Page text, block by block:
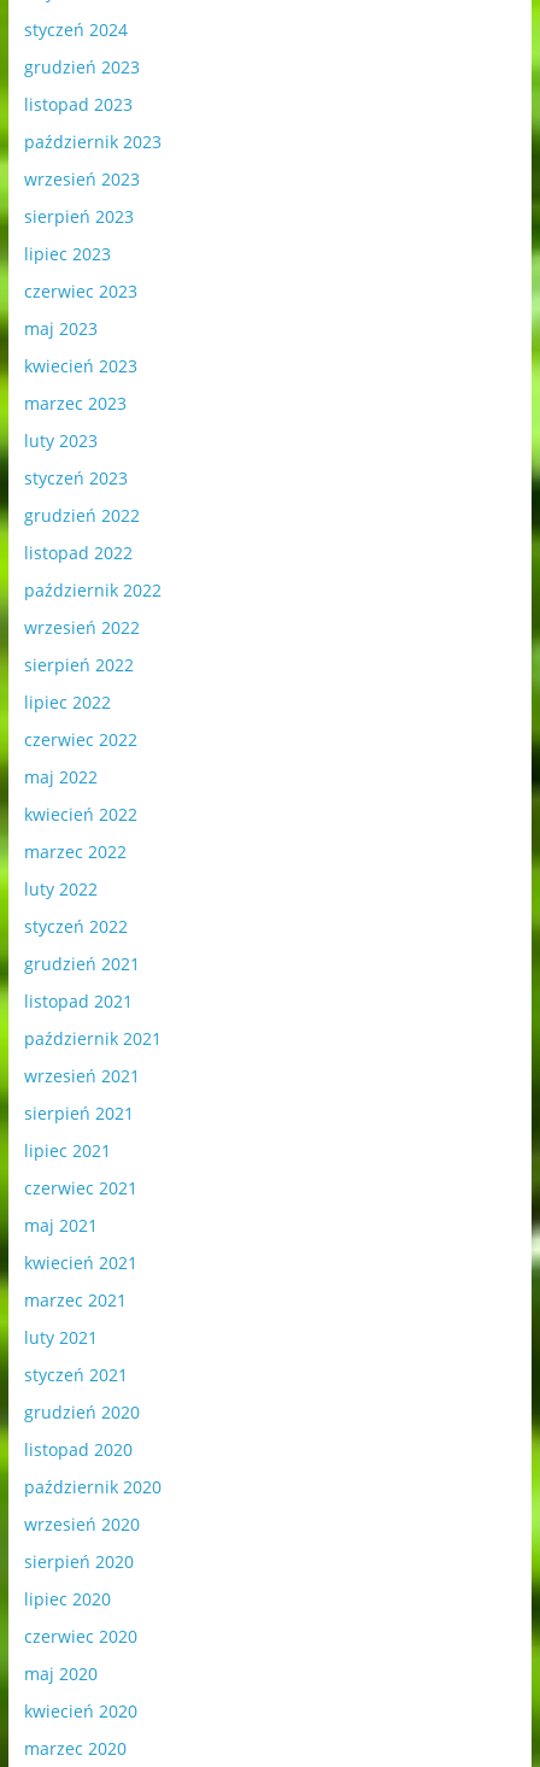
styczeń 2024
grudzień 2023
listopad 2023
październik 2023
wrzesień 2023
sierpień 2023
lipiec 2023
czerwiec 2023
maj 2023
kwiecień 2023
marzec 2023
luty 2023
styczeń 2023
grudzień 2022
listopad 2022
październik 2022
wrzesień 2022
sierpień 2022
lipiec 2022
czerwiec 2022
maj 2022
kwiecień 2022
marzec 2022
luty 2022
styczeń 2022
grudzień 2021
listopad 2021
październik 2021
wrzesień 2021
sierpień 2021
lipiec 2021
czerwiec 2021
maj 2021
kwiecień 2021
marzec 2021
luty 2021
styczeń 2021
grudzień 2020
listopad 2020
październik 2020
wrzesień 2020
sierpień 2020
lipiec 2020
czerwiec 2020
maj 2020
kwiecień 2020
marzec 2020